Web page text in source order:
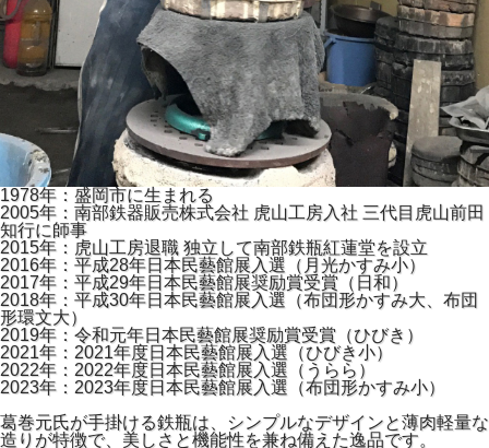
1978年：盛岡市に生まれる
2005年：南部鉄器販売株式会社 虎山工房入社 三代目虎山前田
知行に師事
2015年：虎山工房退職 独立して南部鉄瓶紅蓮堂を設立
2016年：平成28年日本民藝館展入選（月光かすみ小）
2017年：平成29年日本民藝館展奨励賞受賞（日和）
2018年：平成30年日本民藝館展入選（布団形かすみ大、布団
形環文大）
2019年：令和元年日本民藝館展奨励賞受賞（ひびき）
2021年：2021年度日本民藝館展入選（ひびき小）
2022年：2022年度日本民藝館展入選（うらら）
2023年：2023年度日本民藝館展入選（布団形かすみ小）
葛巻元氏が手掛ける鉄瓶は、シンプルなデザインと薄肉軽量な
造りが特徴で、美しさと機能性を兼ね備えた逸品です。